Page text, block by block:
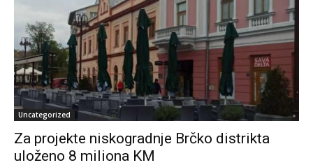
Uncategorized
Za projekte niskogradnje Brčko distrikta
uloženo 8 miliona KM